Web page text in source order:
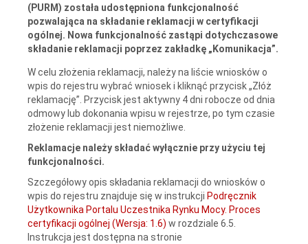
(PURM) została udostępniona funkcjonalność
pozwalająca na składanie reklamacji w certyfikacji
ogólnej. Nowa funkcjonalność zastąpi dotychczasowe
składanie reklamacji poprzez zakładkę „Komunikacja”.
W celu złożenia reklamacji, należy na liście wniosków o
wpis do rejestru wybrać wniosek i kliknąć przycisk „Złóż
reklamację”. Przycisk jest aktywny 4 dni robocze od dnia
odmowy lub dokonania wpisu w rejestrze, po tym czasie
złożenie reklamacji jest niemożliwe.
Reklamacje należy składać wyłącznie przy użyciu tej
funkcjonalności.
Szczegółowy opis składania reklamacji do wniosków o
wpis do rejestru znajduje się w instrukcji Podręcznik
Użytkownika Portalu Uczestnika Rynku Mocy. Proces
certyfikacji ogólnej (Wersja: 1.6) w rozdziale 6.5.
Instrukcja jest dostępna na stronie